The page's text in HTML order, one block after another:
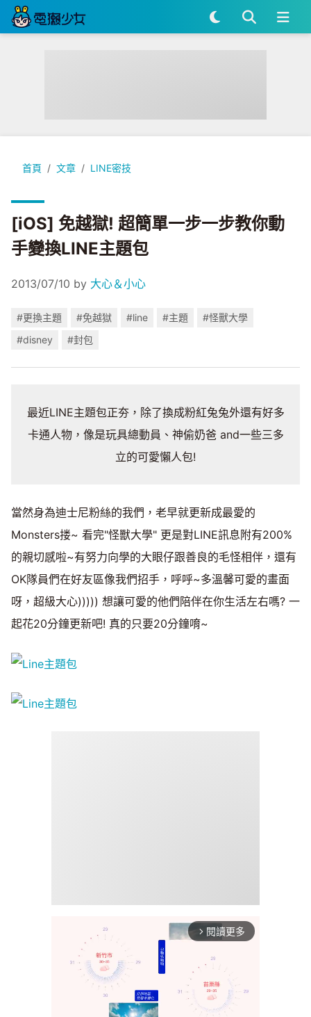
首頁 文章 LINE密技
[iOS] 免越獄! 超簡單一步一步教你動手變換LINE主題包
[iOS] 免越獄! 超簡單一步一步教你動
手變換LINE主題包
2013/07/10 by 大心＆小心
#更換主題 #免越獄 #line #主題
#怪獸大學
#disney
#封包
最近LINE主題包正夯，除了換成粉紅兔兔外還有好多
卡通人物，像是玩具總動員、神偷奶爸 and一些三多
立的可愛懶人包!
當然身為迪士尼粉絲的我們，老早就更新成最愛的
Monsters搂~ 看完"怪獸大學" 更是對LINE訊息附有200%
的親切感啦~有努力向學的大眼仔跟善良的毛怪相伴，還有
OK隊員們在好友區像我們招手，呼呼~多溫馨可愛的畫面
呀，超級大心))))) 想讓可愛的他們陪伴在你生活左右嗎? 一
起花20分鐘更新吧! 真的只要20分鐘唷~
arrow_forward_ios 閱讀更多